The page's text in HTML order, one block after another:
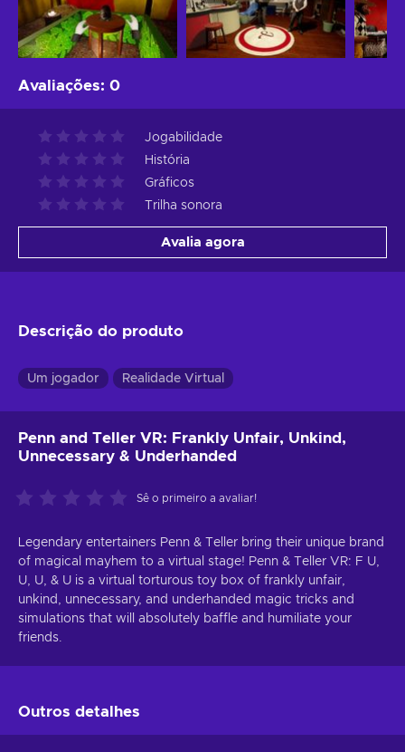
Avaliações: 0
Jogabilidade
História
Gráficos
Trilha sonora
Avalia agora
Descrição do produto
Um jogador Realidade Virtual
Penn and Teller VR: Frankly Unfair, Unkind,
Unnecessary & Underhanded
Sê o primeiro a avaliar!
Legendary entertainers Penn & Teller bring their unique brand
of magical mayhem to a virtual stage! Penn & Teller VR: F U,
U, U, & U is a virtual torturous toy box of frankly unfair,
unkind, unnecessary, and underhanded magic tricks and
simulations that will absolutely baffle and humiliate your
friends.
Outros detalhes